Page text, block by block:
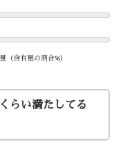
含有量の割合%）
らい満たしてる